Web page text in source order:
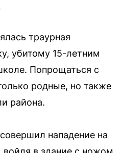
траурная
убитому 15-летним
Попрощаться с
родные, но также
района.
нападение на